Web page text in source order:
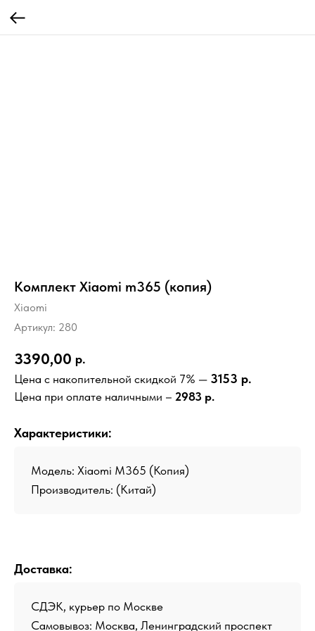
Комплект Xiaomi m365 (копия)
Xiaomi
Артикул: 280
3390,00 р.
Цена с накопительной скидкой 7% — 3153 р.
Цена при оплате наличными – 2983 р.
Характеристики:
Модель: Xiaomi M365 (Копия)
Производитель: (Китай)
Доставка:
СДЭК, курьер по Москве
Самовывоз: Москва, Ленинградский проспект